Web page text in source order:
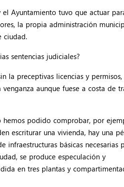
Ayuntamiento tuvo que actuar
la propia administración
ciudad.
sentencias judiciales?
la preceptivas licencias y permisos,
aunque fuese a costa de
hemos podido comprobar, por
escriturar una vivienda, hay una
básicas necesarias
se produce especulación y
en tres plantas y